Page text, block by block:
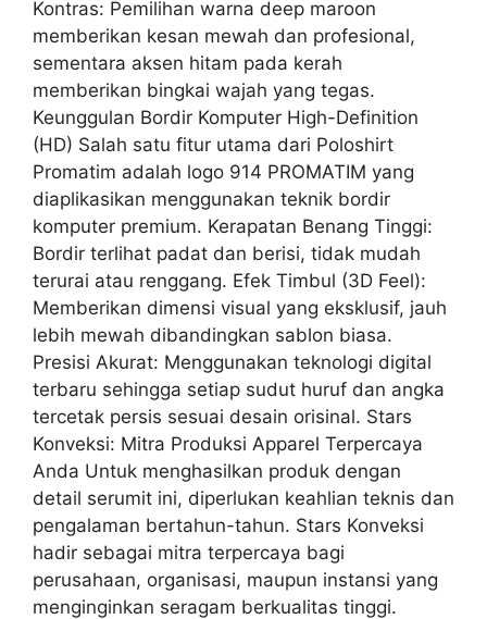
Kontras: Pemilihan warna deep maroon
memberikan kesan mewah dan profesional,
sementara aksen hitam pada kerah
memberikan bingkai wajah yang tegas.
Keunggulan Bordir Komputer High-Definition
(HD) Salah satu fitur utama dari Poloshirt
Promatim adalah logo 914 PROMATIM yang
diaplikasikan menggunakan teknik bordir
komputer premium. Kerapatan Benang Tinggi:
Bordir terlihat padat dan berisi, tidak mudah
terurai atau renggang. Efek Timbul (3D Feel):
Memberikan dimensi visual yang eksklusif, jauh
lebih mewah dibandingkan sablon biasa.
Presisi Akurat: Menggunakan teknologi digital
terbaru sehingga setiap sudut huruf dan angka
tercetak persis sesuai desain orisinal. Stars
Konveksi: Mitra Produksi Apparel Terpercaya
Anda Untuk menghasilkan produk dengan
detail serumit ini, diperlukan keahlian teknis dan
pengalaman bertahun-tahun. Stars Konveksi
hadir sebagai mitra terpercaya bagi
perusahaan, organisasi, maupun instansi yang
menginginkan seragam berkualitas tinggi.